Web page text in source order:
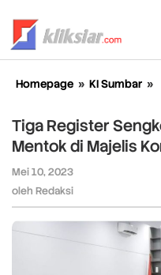
konten
Homepage » KI Sumbar »
Tiga Register
Mentok di Majelis
Mei 10, 2023
oleh Redaksi